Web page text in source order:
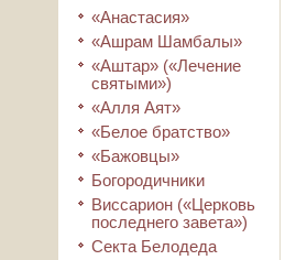
«Анастасия»
«Ашрам Шамбалы»
«Аштар» («Лечение
святыми»)
«Алля Аят»
«Белое братство»
«Бажовцы»
Богородичники
Виссарион («Церковь
последнего завета»)
Секта Белодеда